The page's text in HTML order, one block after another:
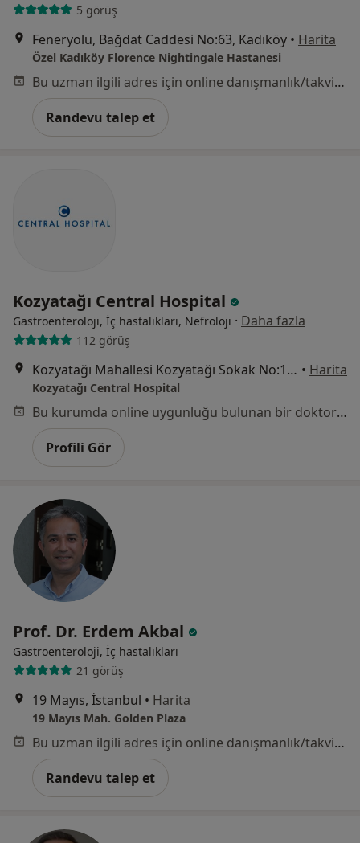
5 görüş
Feneryolu, Bağdat Caddesi No:63, Kadıköy • Harita
Özel Kadıköy Florence Nightingale Hastanesi
Bu uzman ilgili adres için online danışmanlık/takvim sunmuyor.
Randevu talep et
Kozyatağı Central Hospital
Gastroenteroloji, İç hastalıkları, Nefroloji · Daha fazla
112 görüş
Kozyatağı Mahallesi Kozyatağı Sokak No:19, Kadıköy • Harita
Kozyatağı Central Hospital
Bu kurumda online uygunluğu bulunan bir doktor veya uzman bulunamadı
Profili Gör
Prof. Dr. Erdem Akbal
Gastroenteroloji, İç hastalıkları
21 görüş
19 Mayıs, İstanbul • Harita
19 Mayıs Mah. Golden Plaza
Bu uzman ilgili adres için online danışmanlık/takvim sunmuyor.
Randevu talep et